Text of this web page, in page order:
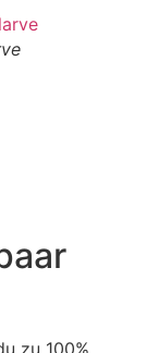
zu 100%